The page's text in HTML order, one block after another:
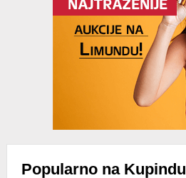
Popularno na Kupindu